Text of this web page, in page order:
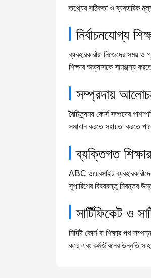
তথ্যের সঠিকতা ও ব্যবহারিক
নির্বাচনযোগ্য
ব্যবহারকারীরা নিজেদের সময়
শিক্ষার অভ্যাসকে সামঞ্জস্য
সম্প্রদায়
বৈচিত্র্যময় কোর্স সম্পদের
সমাধান করতে সহায়তা করতে
ব্যক্তিগত
ABC ওয়েবসাইট
সুপারিশের বিষয়বস্তু নিরন্তর
সার্টিফিকেট ও
নির্দিষ্ট কোর্স বা শিক্ষার পথ
করে এবং কর্মজীবনের উন্নতি